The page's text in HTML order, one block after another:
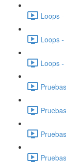
Loops
Loops
Loops